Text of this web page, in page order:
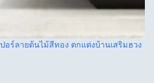
อร์ลายต้นไม้สีทอง ตกแต่งบ้านเสริมฮวง